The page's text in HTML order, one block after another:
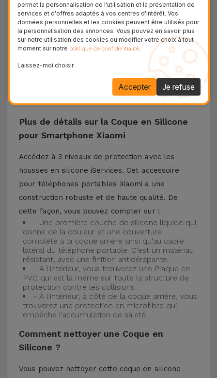
et une protection dans le but de résister à toutes
les chutes qui peuvent survenir au quotidien. Le
matériau en silicone liquide garantit que le
téléphone ne glisse pas de votre main et est
antidérapant sur les surfaces horizontales. Cette
coque en silicone est compatible avec des
modèles tels que Xiaomi 13, Xiaomi 14, Redmi 13,
Plus de détails sur la Coque en Silicone
pour Smartphone Xiaomi
Accédez à 3 niveaux de protection avec les
housses en silicone iServices. Cet accessoire
pour téléphones portables Xiaomi a une
construction robuste et de haute qualité. De
cette façon, vous pouvez compter sur :
- Une première couche de silicone liquide qui
donne de la couleur et une couverture
complète à la coque arrière ainsi qu'au cadre
latéral du téléphone portable. C'est un matériau
résistant, avec une finition antidérapante.
- A l'intérieur, vous trouverez une Plaque en
PVC qui est la même sur toute la structure de
protection contre les collisions
- À l'intérieur, à côté de la coque arrière, vous
trouverez une protection en microfibre qui
empêche l'accumulation de saleté.
Comment nettoyer une Coque en
Silicone ?
Vous pouvez nettoyer cette coque en silicone
permet la personnalisation de l'utilisation et la présentation de
services et d'offres adaptés à vos centres d'intérêt. Vos
données personnelles et les cookies peuvent être utilisés pour
la personnalisation des annonces. Vous pouvez en savoir plus
sur notre utilisation des cookies ou modifier votre choix à tout
moment sur notre politique de confidentialité.
Laissez-moi choisir
Je refuse
Accepter